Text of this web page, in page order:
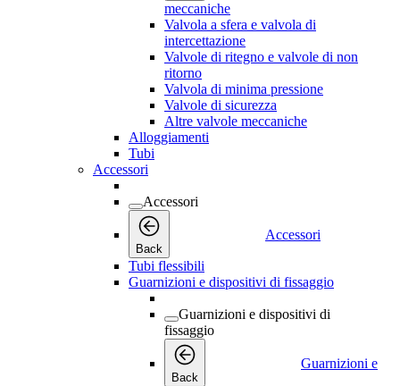
meccaniche
Valvola a sfera e valvola di
intercettazione
Valvole di ritegno e valvole di non
ritorno
Valvola di minima pressione
Valvole di sicurezza
Altre valvole meccaniche
Alloggiamenti
Tubi
Accessori
Accessori
Back
Accessori
Tubi flessibili
Guarnizioni e dispositivi di fissaggio
Guarnizioni e dispositivi di
fissaggio
Back
Guarnizioni e